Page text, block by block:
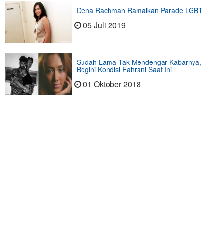
Dena Rachman Ramaikan Parade LGBT
05 Juli 2019
Sudah Lama Tak Mendengar Kabarnya,
Begini Kondisi Fahrani Saat Ini
01 Oktober 2018